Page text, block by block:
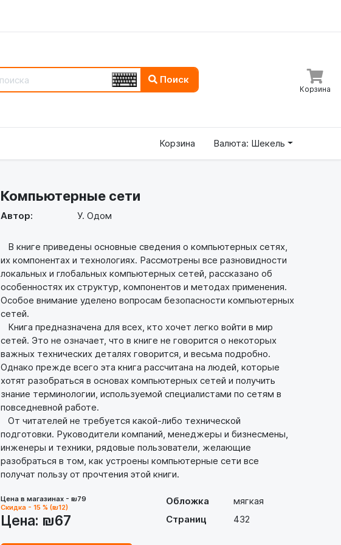
Поиск
Корзина
Корзина Валюта: Шекель
Компьютерные сети
Автор: У. Одом
В книге приведены основные сведения о компьютерных сетях,
их компонентах и технологиях. Рассмотрены все разновидности
локальных и глобальных компьютерных сетей, рассказано об
особенностях их структур, компонентов и методах применения.
Особое внимание уделено вопросам безопасности компьютерных
сетей.
Книга предназначена для всех, кто хочет легко войти в мир
сетей. Это не означает, что в книге не говорится о некоторых
важных технических деталях говорится, и весьма подробно.
Однако прежде всего эта книга рассчитана на людей, которые
хотят разобраться в основах компьютерных сетей и получить
знание терминологии, используемой специалистами по сетям в
повседневной работе.
От читателей не требуется какой-либо технической
подготовки. Руководители компаний, менеджеры и бизнесмены,
инженеры и техники, рядовые пользователи, желающие
разобраться в том, как устроены компьютерные сети все
получат пользу от прочтения этой книги.
Обложка
мягкая
Страниц
432
Цена в магазинах - ₪79
Скидка - 15 % (₪12)
Цена: ₪67